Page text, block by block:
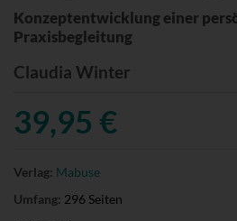
Konzeptentwicklung einer
Praxisbegleitung
Claudia Winter
39,95 €
Verlag: Mabuse
Umfang: 296 Seiten